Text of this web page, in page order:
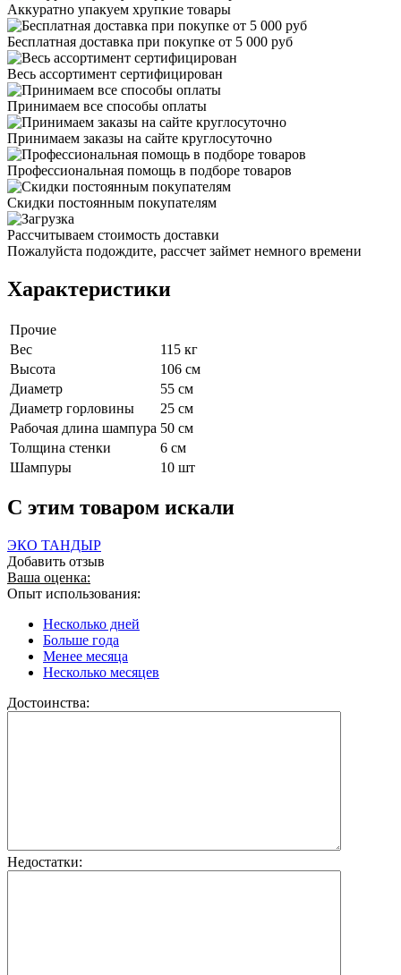
Аккуратно упакуем хрупкие товары
Бесплатная доставка при покупке от 5 000 руб
Весь ассортимент сертифицирован
Принимаем все способы оплаты
Принимаем заказы на сайте круглосуточно
Профессиональная помощь в подборе товаров
Скидки постоянным покупателям
Рассчитываем стоимость доставки
Пожалуйста подождите, рассчет займет немного времени
Характеристики
Прочие
Вес
115 кг
Высота
106 см
Диаметр
55 см
Диаметр горловины
25 см
Рабочая длина шампура 50 см
Толщина стенки
6 см
Шампуры
10 шт
C этим товаром искали
ЭКО ТАНДЫР
Добавить отзыв
Ваша оценка:
Опыт использования:
Несколько дней
Больше года
Менее месяца
Несколько месяцев
Достоинства:
Недостатки: